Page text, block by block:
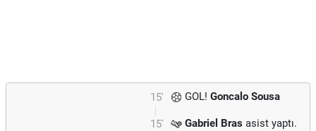
15' GOL! Goncalo Sousa
15' Gabriel Bras asist yaptı.